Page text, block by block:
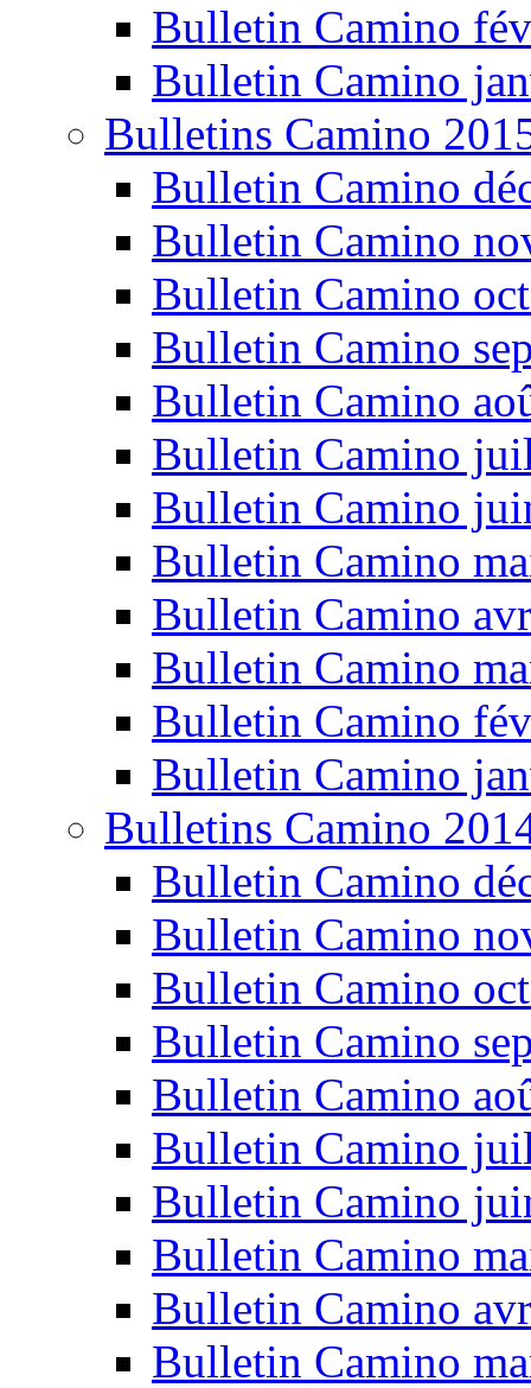
Bulletin Camino
Bulletin Camino
Bulletins Camino
Bulletin Camino
Bulletin Camino
Bulletin Camino
Bulletin Camino
Bulletin Camino
Bulletin Camino
Bulletin Camino
Bulletin Camino
Bulletin Camino
Bulletin Camino
Bulletin Camino
Bulletin Camino
Bulletins Camino
Bulletin Camino
Bulletin Camino
Bulletin Camino
Bulletin Camino
Bulletin Camino
Bulletin Camino
Bulletin Camino
Bulletin Camino
Bulletin Camino
Bulletin Camino